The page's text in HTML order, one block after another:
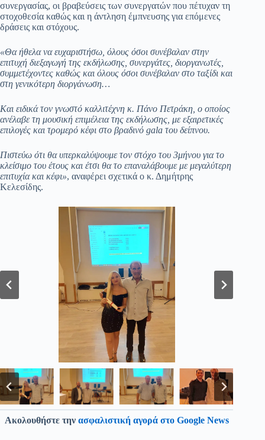
συνεργασίας, οι βραβεύσεις των συνεργατών που πέτυχαν τη
στοχοθεσία καθώς και η άντληση έμπνευσης για επόμενες
δράσεις και στόχους.
«Θα ήθελα να ευχαριστήσω, όλους όσοι συνέβαλαν στην
επιτυχή διεξαγωγή της εκδήλωσης, συνεργάτες, διοργανωτές,
συμμετέχοντες καθώς και όλους όσοι συνέβαλαν στο ταξίδι και
στη γενικότερη διοργάνωση…
Και ειδικά τον γνωστό καλλιτέχνη κ. Πάνο Πετράκη, ο οποίος
ανέλαβε τη μουσική επιμέλεια της εκδήλωσης, με εξαιρετικές
επιλογές και τρομερό κέφι στο βραδινό gala του δείπνου.
Πιστεύω ότι θα υπερκαλύψουμε τον στόχο του 3μήνου για το
κλείσιμο του έτους και έτσι θα το επαναλάβουμε με μεγαλύτερη
επιτυχία και κέφι», αναφέρει σχετικά ο κ. Δημήτρης
Κελεσίδης.
Ακολουθήστε την ασφαλιστική αγορά στο Google News